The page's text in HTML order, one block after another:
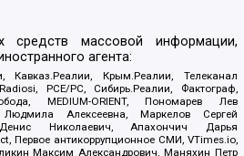
средств массовой информации,
агента:
Кавказ.Реалии, Крым.Реалии, Телеканал
PCE/PC, Сибирь.Реалии, Фактограф,
MEDIUM-ORIENT, Пономарев Лев
Людмила Алексеевна, Маркелов Сергей
Николаевич, Апахончич Дарья
Первое антикоррупционное СМИ, VTimes.io,
Максим Александрович, Маняхин Петр